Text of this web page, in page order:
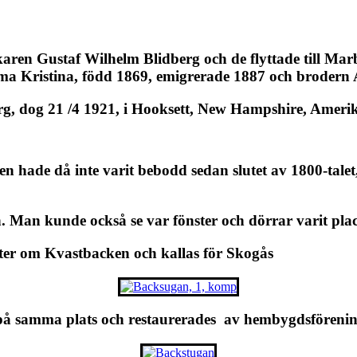
Gustaf Wilhelm Blidberg och de flyttade till
Kristina, född 1869, emigrerade 1887 och brodern
dog 21 /4 1921, i Hooksett, New Hampshire,
hade då inte varit bebodd sedan slutet av 1800-
kunde också se var fönster och dörrar varit
om Kvastbacken och kallas för Skogås
plats och restaurerades av